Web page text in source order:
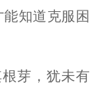
知道克服困
芽，犹未有